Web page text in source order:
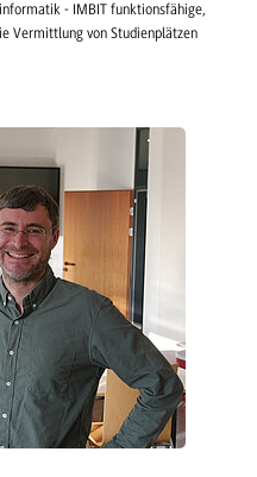
- IMBIT funktionsfähige,
Vermittlung von Studienplätzen